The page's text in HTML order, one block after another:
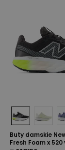
Buty damskie
Fresh Foam x 520